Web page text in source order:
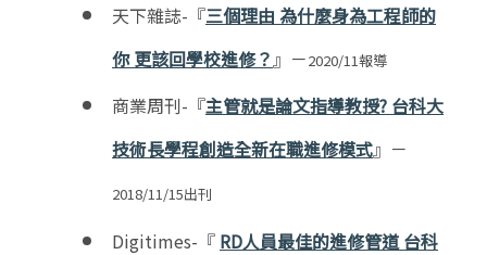
天下雜誌-『三個理由 為什麼身為工程師的
你 更該回學校進修？ 』－2020/11報導
商業周刊-『主管就是論文指導教授? 台科大
技術長學程創造全新在職進修模式』－
2018/11/15出刊
Digitimes-『 RD人員最佳的進修管道 台科